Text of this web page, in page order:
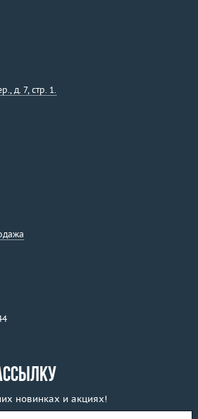
д. 7, стр. 1.
новинках и акциях!